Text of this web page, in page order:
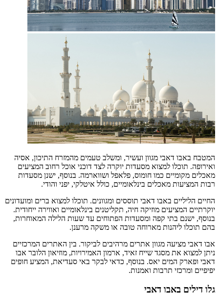
המטבח באבו דאבי מגוון ועשיר, ומשלב טעמים מהמזרח התיכון, אסיה
ואירופה. תוכלו למצוא מסעדות יוקרה לצד דוכני אוכל רחוב המציעים
מאכלים מקומיים כמו חומוס, פלאפל ושווארמה. בנוסף, ישנן מסעדות
רבות המציעות מאכלים בינלאומיים, כולל איטלקי, יפני והודי.
החיים הליליים באבו דאבי תוססים ומגוונים. תוכלו למצוא ברים ומועדונים
יוקרתיים המציעים מוזיקה חיה, תקליטנים בינלאומיים ואווירה ייחודית.
בנוסף, ישנם בתי קפה ומסעדות הפתוחים עד שעות הלילה המאוחרות,
בהם תוכלו ליהנות מארוחה טובה או משקה מרענן.
אבו דאבי מציעה מגוון אתרים מרהיבים לביקור. בין האתרים המרכזיים
ניתן למצוא את מסגד שייח זאיד, ארמון האמירויות, מוזיאון הלובר אבו
דאבי ופארק המים יאס. בנוסף, כדאי לבקר באי סעדיאת, המציע חופים
יפיפיים ומרכזי תרבות ואמנות.
גלו דילים באבו דאבי